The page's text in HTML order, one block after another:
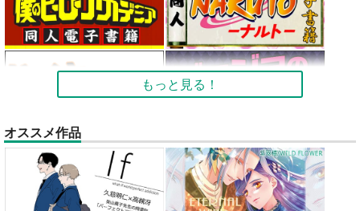
もっと見る！
オススメ作品